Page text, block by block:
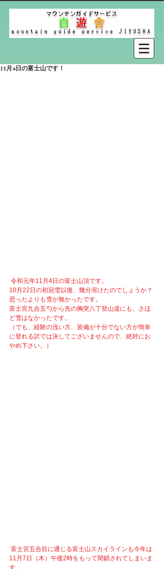
11月4日の富士山です！
令和元年11月4日の富士山頂です。
10月22日の初冠雪以後、幾分溶けたのでしょうか？
思ったよりも雪が無かったです。
富士宮九合五勺から先の胸突八丁登山道にも、さほ
ど雪はなかったです。
（でも、経験の浅い方、装備が十分でない方が簡単
に登れる訳では決してございませんので、絶対にお
やめ下さい。）
11月7日（木）午後2時をもって閉鎖されてしまいま